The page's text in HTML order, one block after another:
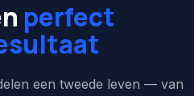
perfect
een tweede leven — van